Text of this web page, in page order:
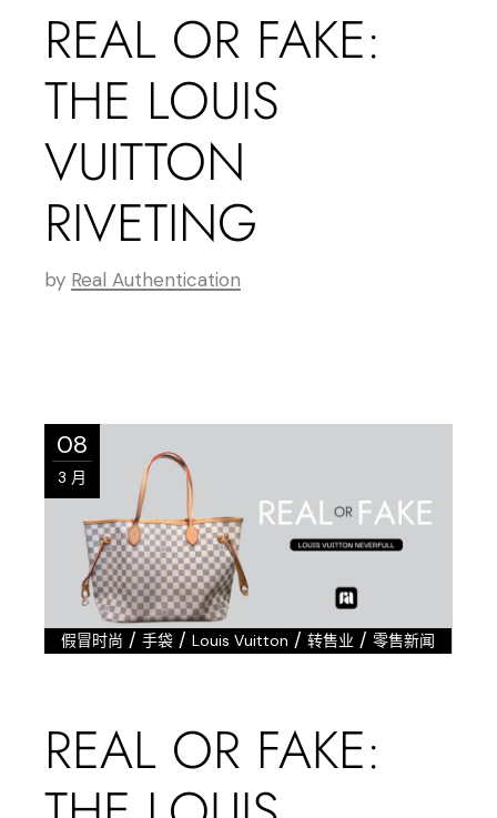
REAL OR FAKE:
THE LOUIS
VUITTON
RIVETING
by Real Authentication
08
3 月
假冒时尚 /手袋 /Louis Vuitton /转售业 /零售新闻
REAL OR FAKE: